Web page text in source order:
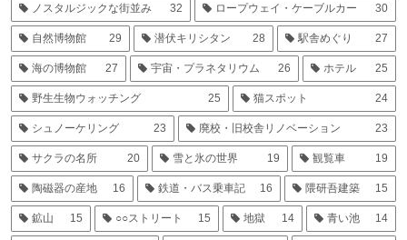
ノスタルジックな街並み 32 ロープウェイ・ケーブルカー 30
自然博物館 29 潜伏キリシタン 28 駅舎めぐり 27
海の博物館 27 宇宙・プラネタリウム 26 ホテル 25
野生生物ウォッチング 25 猫スポット 24
シュノーケリング 23 廃校・旧校舎リノベーション 23
サクラの名所 20 雪と氷の世界 19 観覧車 19
陶磁器の産地 16 鉄道・バス乗車記 16 隈研吾建築 15
鉱山 15 ○○ストリート 15 地獄 14 青い池 14